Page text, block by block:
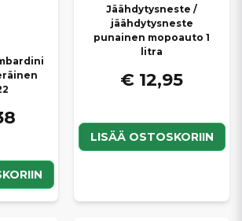
Jäähdytysneste /
jäähdytysneste
punainen mopoauto 1
litra
€ 12,95
LISÄÄ OSTOSKORIIN